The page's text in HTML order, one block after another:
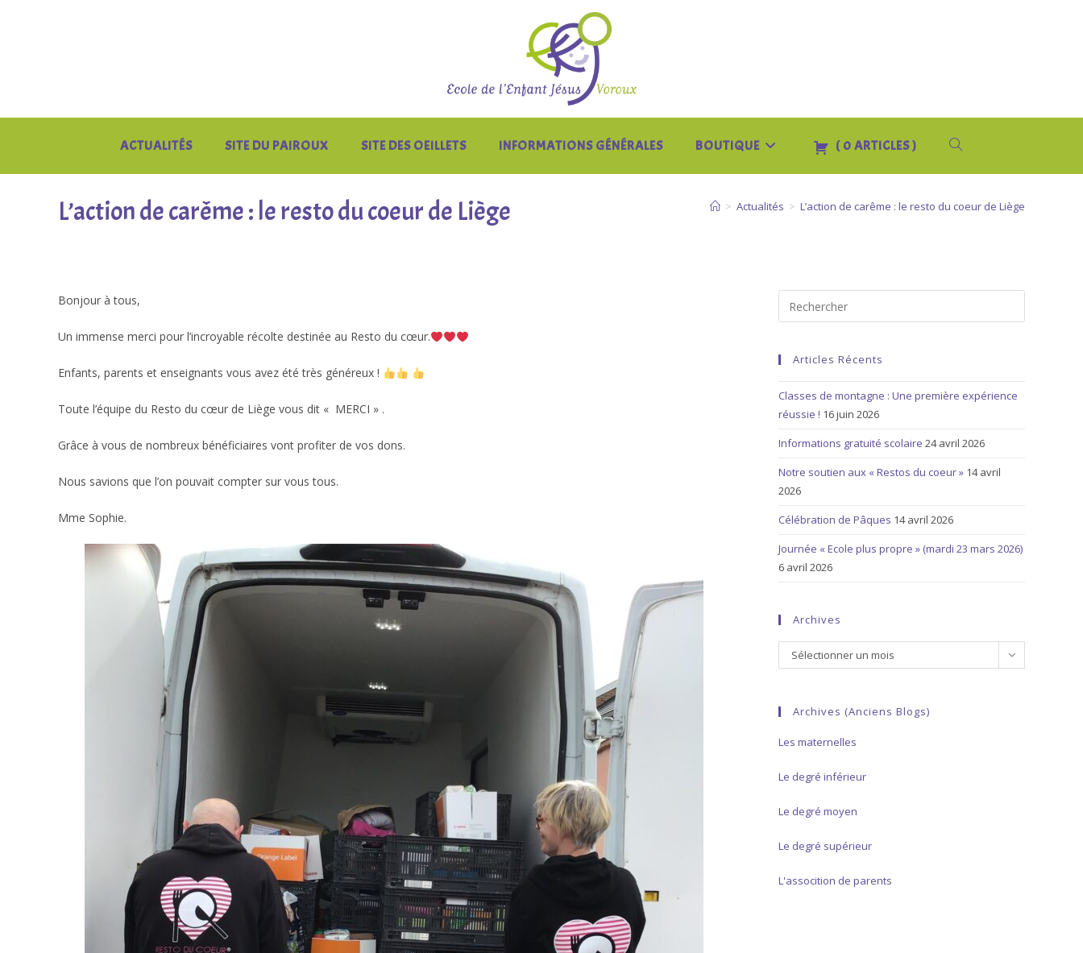
ACTUALITÉS SITE DU PAIROUX SITE DES OEILLETS INFORMATIONS GÉNÉRALES BOUTIQUE ( 0 ARTICLES) TOGGLE
WEBSITE
L’action de carême : le resto du coeur de Liège > Actualités > L’action de carême : le resto du coeur de Liège
Bonjour à tous,
Un immense merci pour l’incroyable récolte destinée au Resto du cœur.
Enfants, parents et enseignants vous avez été très généreux !
Toute l’équipe du Resto du cœur de Liège vous dit « MERCI » .
Grâce à vous de nombreux bénéficiaires vont profiter de vos dons.
Nous savions que l’on pouvait compter sur vous tous.
Mme Sophie.
Articles Récents
Classes de montagne : Une première expérience
réussie ! 16 juin 2026
Informations gratuité scolaire 24 avril 2026
Notre soutien aux « Restos du coeur » 14 avril
2026
Célébration de Pâques 14 avril 2026
Journée « Ecole plus propre » (mardi 23 mars 2026)
6 avril 2026
Archives
Archives
Sélectionner un mois
Archives (anciens Blogs)
Les maternelles
Le degré inférieur
Le degré moyen
Le degré supérieur
L'assocition de parents